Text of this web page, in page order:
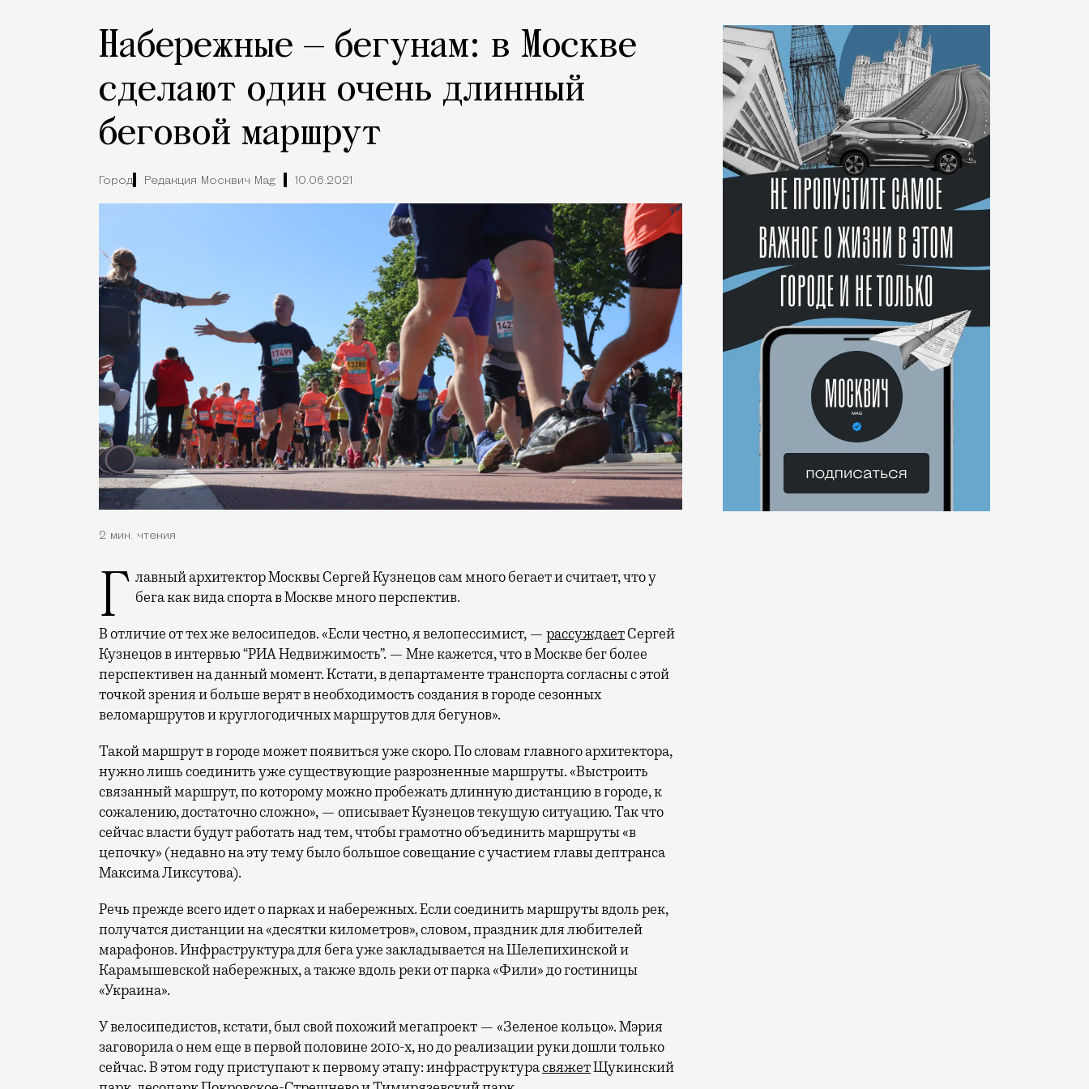
Набережные — бегунам: в Москве
сделают один очень длинный
беговой маршрут
Город Редакция Москвич Mag 10.06.2021
2 мин. чтения
Главный архитектор Москвы Сергей Кузнецов сам много бегает и считает, что у бега как вида спорта в Москве много перспектив.
В отличие от тех же велосипедов. «Если честно, я велопессимист, — рассуждаетСергей
Кузнецов в интервью “РИА Недвижимость”. — Мне кажется, что в Москве бег более
перспективен на данный момент. Кстати, в департаменте транспорта согласны с этой
точкой зрения и больше верят в необходимость создания в городе сезонных
веломаршрутов и круглогодичных маршрутов для бегунов».
Такой маршрут в городе может появиться уже скоро. По словам главного архитектора,
нужно лишь соединить уже существующие разрозненные маршруты. «Выстроить
связанный маршрут, по которому можно пробежать длинную дистанцию в городе, к
сожалению, достаточно сложно», — описывает Кузнецов текущую ситуацию. Так что
сейчас власти будут работать над тем, чтобы грамотно объединить маршруты «в
цепочку» (недавно на эту тему было большое совещание с участием главы дептранса
Максима Ликсутова).
Речь прежде всего идет о парках и набережных. Если соединить маршруты вдоль рек,
получатся дистанции на «десятки километров», словом, праздник для любителей
марафонов. Инфраструктура для бега уже закладывается на Шелепихинской и
Карамышевской набережных, а также вдоль реки от парка «Фили» до гостиницы
«Украина».
У велосипедистов, кстати, был свой похожий мегапроект — «Зеленое кольцо». Мэрия
заговорила о нем еще в первой половине 2010-х, но до реализации руки дошли только
сейчас. В этом году приступают к первому этапу: инфраструктурасвяжетЩукинский